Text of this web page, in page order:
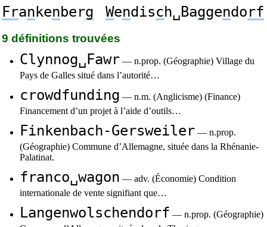
Fran kenberg Wendisch␣Baggendorf
9 définitions trouvées
Clynnog␣Fawr — n.prop. (Géographie) Village du
Pays de Galles situé dans l’autorité…
crowdfunding — n.m. (Anglicisme) (Finance)
Financement d’un projet à l’aide d’outils…
Finkenbach-Gersweiler — n.prop.
(Géographie) Commune d’Allemagne, située dans la Rhénanie-
Palatinat.
franco␣wagon — adv. (Économie) Condition
internationale de vente signifiant que…
Langenwolschendorf — n.prop. (Géographie)